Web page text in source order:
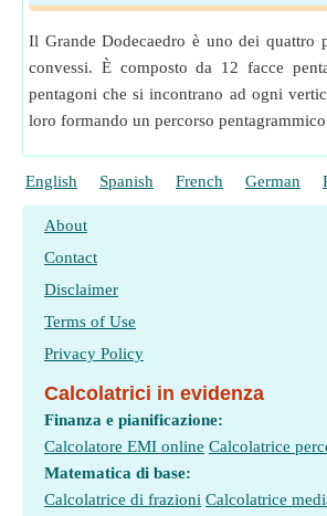
Il Grande Dodecaedro è uno dei quattro
convessi. È composto da 12 facce
pentagoni che si incontrano ad ogni
loro formando un percorso
English Spanish French German
About
Contact
Disclaimer
Terms of Use
Privacy Policy
Calcolatrici in evidenza
Finanza e pianificazione:
Calcolatore EMI online Calcolatrice
Matematica di base:
Calcolatrice di frazioni Calcolatrice